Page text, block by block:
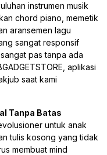
instrumen musik
chord piano, memetik
aransemen lagu
sangat responsif
pas tanpa ada
aplikasi
saat kami
Tanpa Batas
untuk anak
tulis kosong yang tidak
membuat mind